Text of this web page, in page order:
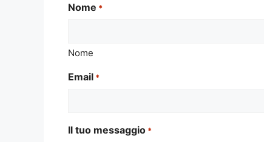
Nome *
Nome
Email *
Il tuo messaggio *